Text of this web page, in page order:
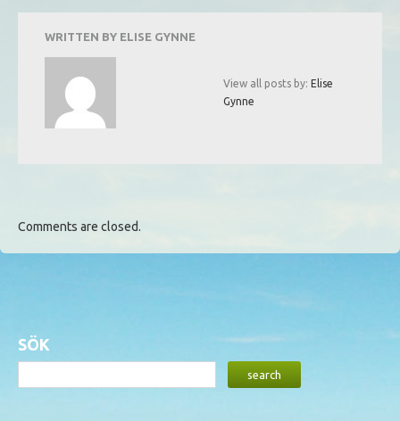
WRITTEN BY ELISE GYNNE
View all posts by: Elise
Gynne
Comments are closed.
SÖK